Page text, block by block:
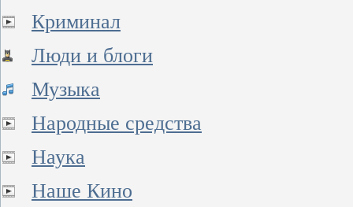
Криминал
Люди и блоги
Музыка
Народные средства
Наука
Наше Кино